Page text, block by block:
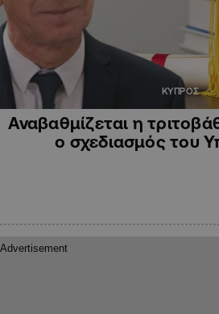
ΚΥΠΡΟΣ
Αναβαθμίζεται η
ο σχεδιασμός του